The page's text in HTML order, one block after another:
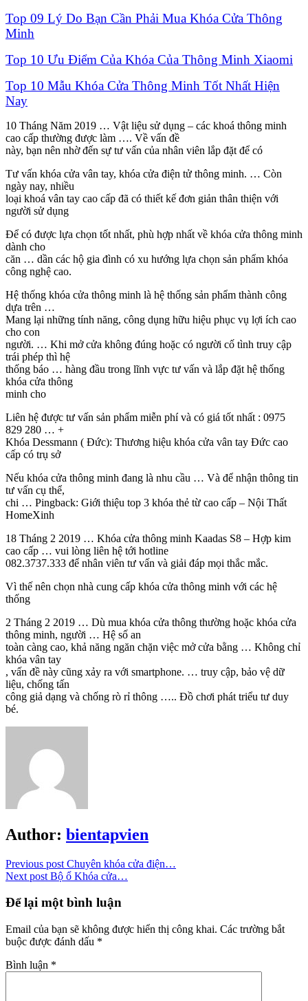
Top 09 Lý Do Bạn Cần Phải Mua Khóa Cửa Thông
Minh
Top 10 Ưu Điểm Của Khóa Của Thông Minh Xiaomi
Top 10 Mẫu Khóa Cửa Thông Minh Tốt Nhất Hiện
Nay
10 Tháng Năm 2019 … Vật liệu sử dụng – các khoá thông minh
cao cấp thường được làm …. Về vấn đề
này, bạn nên nhờ đến sự tư vấn của nhân viên lắp đặt để có
Tư vấn khóa cửa vân tay, khóa cửa điện tử thông minh. … Còn
ngày nay, nhiều
loại khoá vân tay cao cấp đã có thiết kế đơn giản thân thiện với
người sử dụng
Để có được lựa chọn tốt nhất, phù hợp nhất về khóa cửa thông minh
dành cho
căn … dần các hộ gia đình có xu hướng lựa chọn sản phẩm khóa
công nghệ cao.
Hệ thống khóa cửa thông minh là hệ thống sản phẩm thành công
dựa trên …
Mang lại những tính năng, công dụng hữu hiệu phục vụ lợi ích cao
cho con
người. … Khi mở cửa không đúng hoặc có người cố tình truy cập
trái phép thì hệ
thống báo … hàng đầu trong lĩnh vực tư vấn và lắp đặt hệ thống
khóa cửa thông
minh cho
Liên hệ được tư vấn sản phẩm miễn phí và có giá tốt nhất : 0975
829 280 … +
Khóa Dessmann ( Đức): Thương hiệu khóa cửa vân tay Đức cao
cấp có trụ sở
Nếu khóa cửa thông minh đang là nhu cầu … Và để nhận thông tin
tư vấn cụ thể,
chi … Pingback: Giới thiệu top 3 khóa thẻ từ cao cấp – Nội Thất
HomeXinh
18 Tháng 2 2019 … Khóa cửa thông minh Kaadas S8 – Hợp kim
cao cấp … vui lòng liên hệ tới hotline
082.3737.333 để nhân viên tư vấn và giải đáp mọi thắc mắc.
Vì thế nên chọn nhà cung cấp khóa cửa thông minh với các hệ
thống
2 Tháng 2 2019 … Dù mua khóa cửa thông thường hoặc khóa cửa
thông minh, người … Hệ số an
toàn càng cao, khả năng ngăn chặn việc mở cửa bằng … Không chỉ
khóa vân tay
, vấn đề này cũng xảy ra với smartphone. … truy cập, bảo vệ dữ
liệu, chống tấn
công giả dạng và chống rò rỉ thông ….. Đồ chơi phát triểu tư duy
bé.
Author: bientapvien
Previous post Chuyên khóa cửa điện…
Next post Bộ ổ Khóa cửa…
Để lại một bình luận
Email của bạn sẽ không được hiển thị công khai. Các trường bắt
buộc được đánh dấu *
Bình luận *